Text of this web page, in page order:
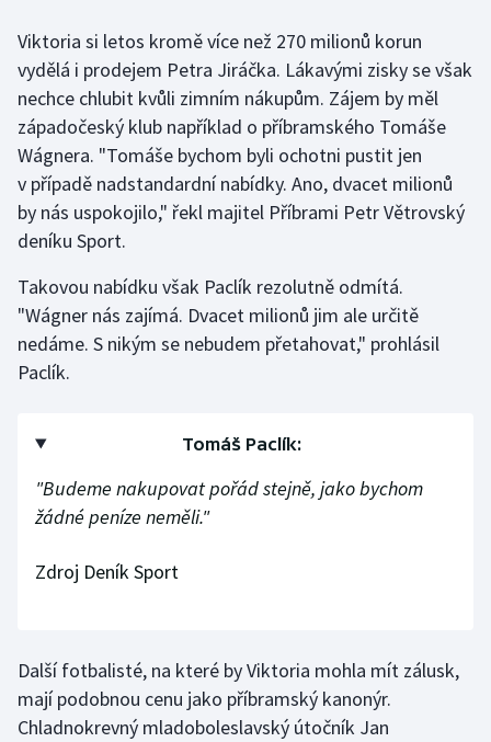
Gymnastika
Házená
Jezdectví
Judo
Krasobruslení
Lezení
Moderní pětiboj
Motorsport
Plážový volejbal
Viktoria si letos kromě více než 270 milionů korun
vydělá i prodejem Petra Jiráčka. Lákavými zisky se však
nechce chlubit kvůli zimním nákupům. Zájem by měl
západočeský klub například o příbramského Tomáše
Wágnera. "Tomáše bychom byli ochotni pustit jen
v případě nadstandardní nabídky. Ano, dvacet milionů
by nás uspokojilo," řekl majitel Příbrami Petr Větrovský
deníku Sport.
Takovou nabídku však Paclík rezolutně odmítá.
"Wágner nás zajímá. Dvacet milionů jim ale určitě
nedáme. S nikým se nebudem přetahovat," prohlásil
Paclík.
Tomáš Paclík:
"Budeme nakupovat pořád stejně, jako bychom
žádné peníze neměli."
Zdroj Deník Sport
Další fotbalisté, na které by Viktoria mohla mít zálusk,
mají podobnou cenu jako příbramský kanonýr.
Chladnokrevný mladoboleslavský útočník Jan